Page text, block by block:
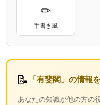
✏
手書き風
📝 「有斐閣」の情報
あなたの知識が他の方の